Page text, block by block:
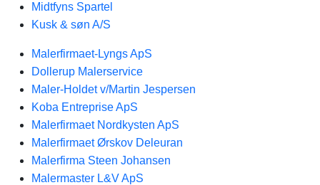
Midtfyns Spartel
Kusk & søn A/S
Malerfirmaet-Lyngs ApS
Dollerup Malerservice
Maler-Holdet v/Martin Jespersen
Koba Entreprise ApS
Malerfirmaet Nordkysten ApS
Malerfirmaet Ørskov Deleuran
Malerfirma Steen Johansen
Malermaster L&V ApS